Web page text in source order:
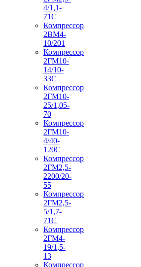
4/1,1-
71С
Компрессор
2ВМ4-
10/201
Компрессор
2ГМ10-
14/10-
33С
Компрессор
2ГМ10-
25/1,05-
70
Компрессор
2ГМ10-
4/40-
120С
Компрессор
2ГМ2,5-
2200/20-
55
Компрессор
2ГМ2,5-
5/1,7-
71С
Компрессор
2ГМ4-
19/1,5-
13
Компрессор